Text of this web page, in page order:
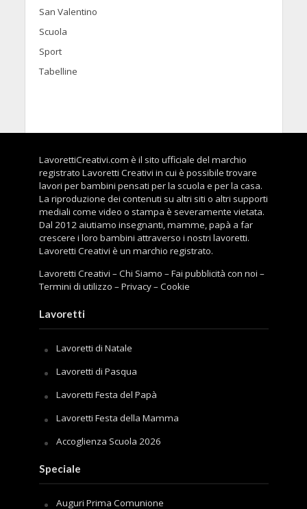
San Valentino
Scuola
Sport
Tabelline
LavorettiCreativi.com è il sito ufficiale del marchio
registrato Lavoretti Creativi in cui è possibile trovare
lavori per bambini pensati per la scuola e per la casa.
La riproduzione dei contenuti su altri siti o altri supporti
mediali come video o stampa è severamente vietata.
Dal 2012 aiutiamo insegnanti, mamme, papà a far
crescere i loro bambini attraverso i nostri lavoretti.
Lavoretti Creativi è un marchio registrato.
Lavoretti Creativi –Chi Siamo –Fai pubblicità con noi –
Termini di utilizzo –Privacy–Cookie
Lavoretti
Lavoretti di Natale
Lavoretti di Pasqua
Lavoretti Festa del Papà
Lavoretti Festa della Mamma
Accoglienza Scuola 2026
Speciale
Auguri Prima Comunione